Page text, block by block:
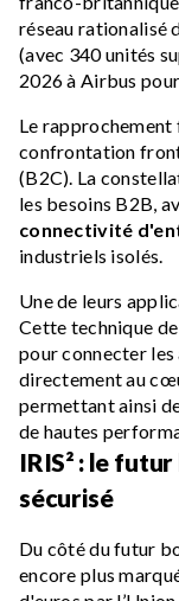
réseau rationalisé
(avec 340 unités
2026 à Airbus
Le
confrontation
(B2C). La
les besoins B2B,
connectivité
industriels isolés.
Une de leurs
Cette technique
pour connecter
directement au
permettant ainsi
de hautes
IRIS² : le
sécurisé
Du côté du futur
encore plus